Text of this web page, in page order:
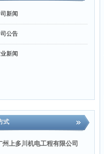
新闻
公告
新闻
式
州上多川机电工程有限公司